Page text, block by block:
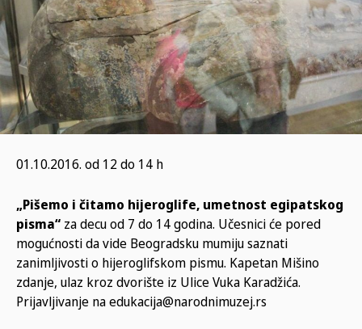
01.10.2016. od 12 do 14 h
„Pišemo i čitamo hijeroglife, umetnost egipatskog
pisma“ za decu od 7 do 14 godina. Učesnici će pored
mogućnosti da vide Beogradsku mumiju saznati
zanimljivosti o hijeroglifskom pismu. Kapetan Mišino
zdanje, ulaz kroz dvorište iz Ulice Vuka Karadžića.
Prijavljivanje na edukacija@narodnimuzej.rs